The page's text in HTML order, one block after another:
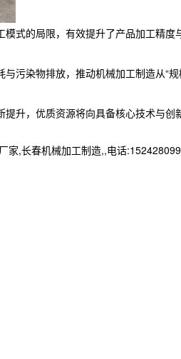
式的局限，有效提升了产品加工精
染物排放，推动机械加工制造从“规
升，优质资源将向具备核心技术与
家,长春机械加工制造,,电话